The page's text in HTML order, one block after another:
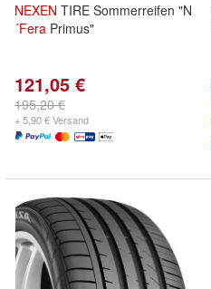
NEXEN TIRE Sommerreifen "N
´Fera Primus"
121,05 €
195,20 €
+ 5,90 € Versand